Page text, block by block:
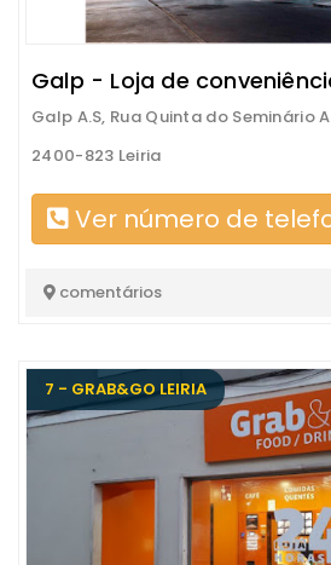
Galp - Loja de
Galp A.S, Rua Quinta do Seminário
2400-823 Leiria
Ver número de
comentários
7 - GRAB&GO LEIRIA